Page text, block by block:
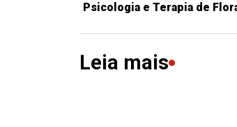
Psicologia e Terapia de
Leia mais